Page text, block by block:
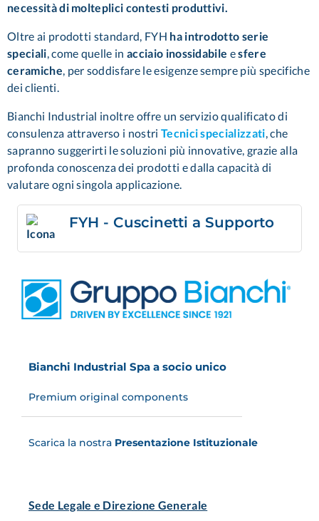
necessità di molteplici contesti produttivi.
Oltre ai prodotti standard, FYH ha introdotto serie
speciali, come quelle inacciaio inossidabile esfere
ceramiche, per soddisfare le esigenze sempre più specifiche
dei clienti.
Bianchi Industrial inoltre offre un servizio qualificato di
consulenza attraverso i nostri Tecnici specializzati, che
sapranno suggerirti le soluzioni più innovative, grazie alla
profonda conoscenza dei prodotti e dalla capacità di
valutare ogni singola applicazione.
FYH - Cuscinetti a Supporto
Bianchi Industrial Spa a socio unico
Premium original components
Scarica la nostra Presentazione Istituzionale
Sede Legale e Direzione Generale